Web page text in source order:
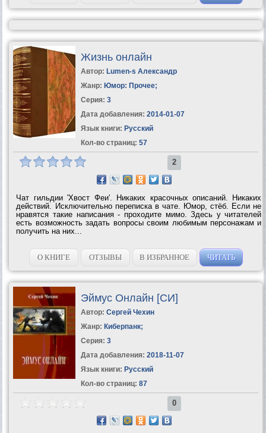
Жизнь онлайн
Автор: Lumen-s Александр
Жанр: Юмор: Прочее;
Серия: 3
Дата добавления: 2014-01-07
Язык книги: Русский
Кол-во страниц: 57
2
Чат гильдии 'Хвост Феи'. Никаких красочных описаний. Никаких
действий. Исключительно переписка в чате. Юмор, стёб. Если не
нравятся такие написания - проходите мимо. Здесь у читателей
есть возможность задать вопросы своим любимым персонажам и
получить на них...
О КНИГЕ ОТЗЫВЫ В ИЗБРАННОЕ ЧИТАТЬ
Эймус Онлайн [СИ]
Автор: Сергей Чехин
Жанр: Киберпанк;
Серия: 3
Дата добавления: 2018-11-07
Язык книги: Русский
Кол-во страниц: 87
0